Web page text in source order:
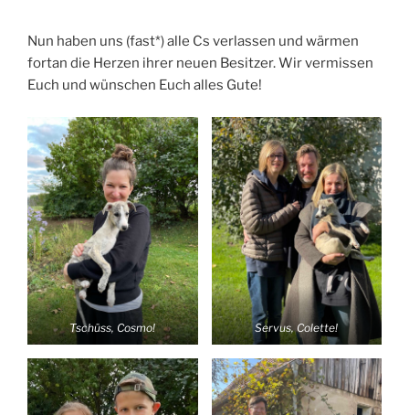
Nun haben uns (fast*) alle Cs verlassen und wärmen
fortan die Herzen ihrer neuen Besitzer. Wir vermissen
Euch und wünschen Euch alles Gute!
Tschüss, Cosmo! Servus, Colette!